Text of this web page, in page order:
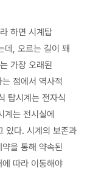
하면 시계탑
데, 오르는 길이 꽤
가장 오래된
점에서 역사적
탑시계는 전자식
는 전시실에
있다. 시계의 보존과
을 통해 약속된
따라 이동해야